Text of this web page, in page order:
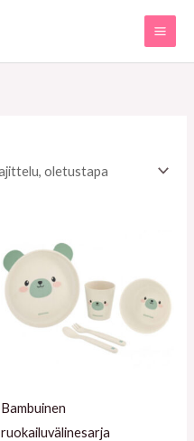
Bambuinen
ruokailuvälinesarja